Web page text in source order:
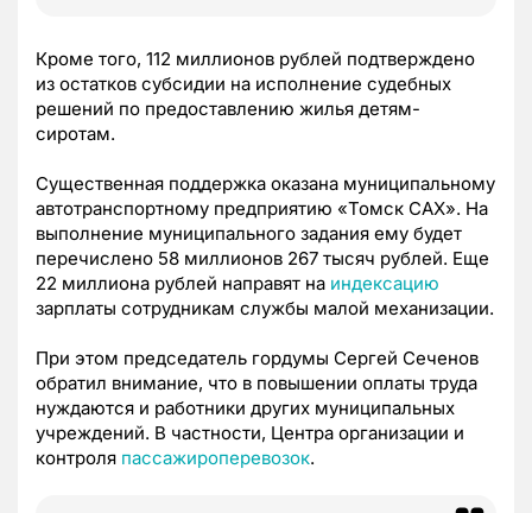
Кроме того, 112 миллионов рублей подтверждено
из остатков субсидии на исполнение судебных
решений по предоставлению жилья детям-
сиротам.
Существенная поддержка оказана муниципальному
автотранспортному предприятию «Томск САХ». На
выполнение муниципального задания ему будет
перечислено 58 миллионов 267 тысяч рублей. Еще
22 миллиона рублей направят на индексацию
зарплаты сотрудникам службы малой механизации.
При этом председатель гордумы Сергей Сеченов
обратил внимание, что в повышении оплаты труда
нуждаются и работники других муниципальных
учреждений. В частности, Центра организации и
контроля пассажироперевозок.